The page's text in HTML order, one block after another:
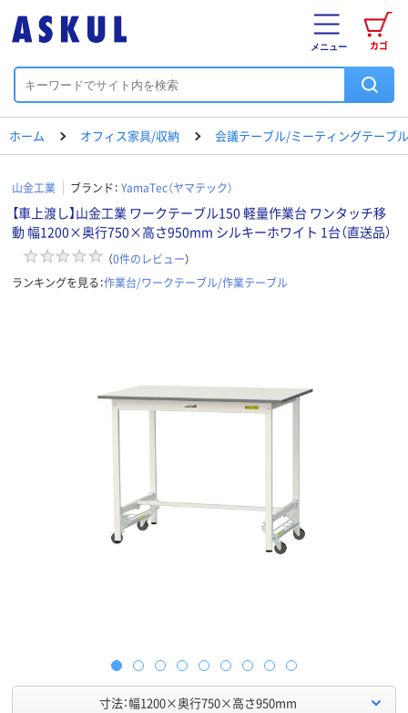
カゴ
メニュー
ホーム オフィス家具/収納 会議テーブル/ミーティングテーブル
山金工業 ブランド： YamaTec（ヤマテック）
【車上渡し】山金工業 ワークテーブル150 軽量作業台 ワンタッチ移
動 幅1200×奥行750×高さ950mm シルキーホワイト 1台（直送品）
（0件のレビュー）
ランキングを見る：作業台/ワークテーブル/作業テーブル
寸法：幅1200×奥行750×高さ950mm